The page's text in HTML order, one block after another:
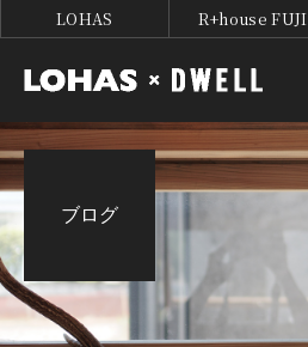
LOHAS R+house FUJI
ブログ